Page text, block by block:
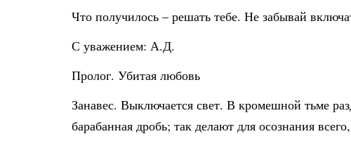
Что получилось – решать тебе. Не забывай
С уважением: А.Д.
Пролог. Убитая любовь
Занавес. Выключается свет. В кромешной тьме
барабанная дробь; так делают для осознания